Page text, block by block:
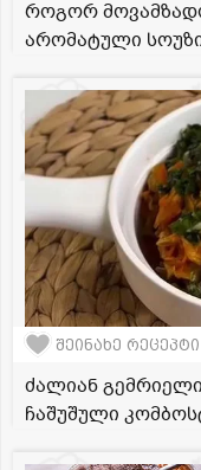
როგორ
არომატული
შეინახე რეცეპტი
ძალიან
ჩაშუშული